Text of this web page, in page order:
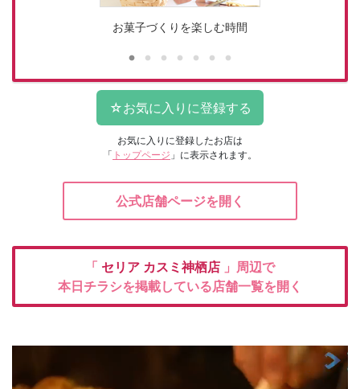
お菓子づくりを楽しむ時間
お気に入りに登録したお店は
「 トップページ 」に表示されます。
公式店舗ページを開く
「 セリア カスミ神栖店 」周辺で
本日チラシを掲載している店舗一覧を開く